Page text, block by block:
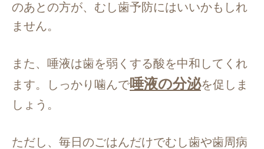
のあとの方が、むし歯予防にはいいかもしれ
ません。
また、唾液は歯を弱くする酸を中和してくれ
ます。しっかり噛んで唾液の分泌を促しま
しょう。
ただし、毎日のごはんだけでむし歯や歯周病